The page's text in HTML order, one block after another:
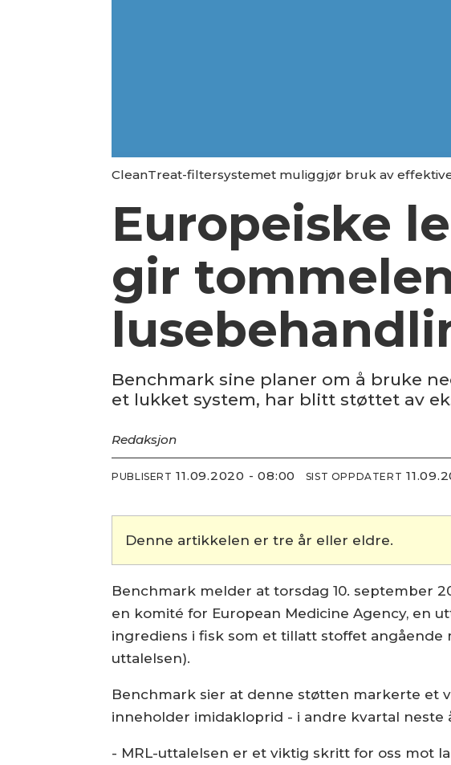
CleanTreat-filtersystemet muliggjør bruk av
Europeiske
gir
Benchmark sine planer om å bruke
et lukket system, har blitt støttet av
Redaksjon
PUBLISERT 11.09.2020 - 08:00 SIST OPPDATERT
Denne artikkelen er tre år eller eldre.
Benchmark melder at torsdag 10. september
en komité for European Medicine Agency, en
ingrediens i fisk som et tillatt stoffet
uttalelsen).
Benchmark sier at denne støtten markerte et
inneholder imidakloprid - i andre kvartal neste
- MRL-uttalelsen er et viktig skritt for oss mot